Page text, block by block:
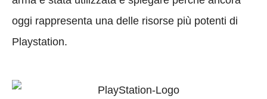
oggi rappresenta una delle risorse più potenti di
Playstation.